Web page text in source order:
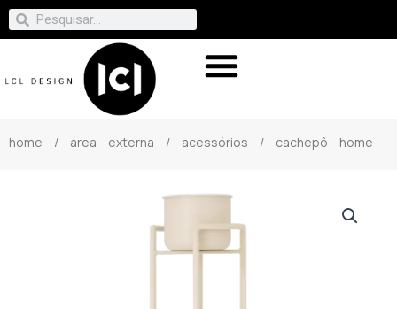
home / área externa / acessórios / cachepô home